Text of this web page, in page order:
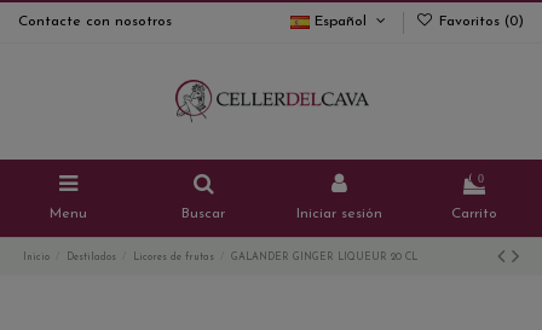
Contacte con nosotros Español Favoritos (0)
Menu Buscar Iniciar sesión
0
Carrito
Inicio Destilados Licores de frutas GALANDER GINGER LIQUEUR 20 CL